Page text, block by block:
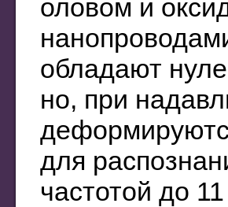
оловом и
обладают
но, при
для
частотой до